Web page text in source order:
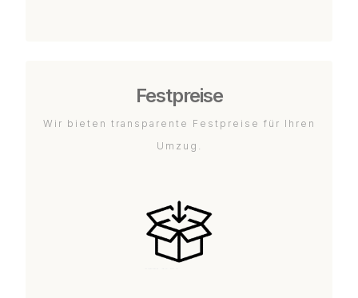
Festpreise
Wir bieten transparente Festpreise für Ihren
Umzug.